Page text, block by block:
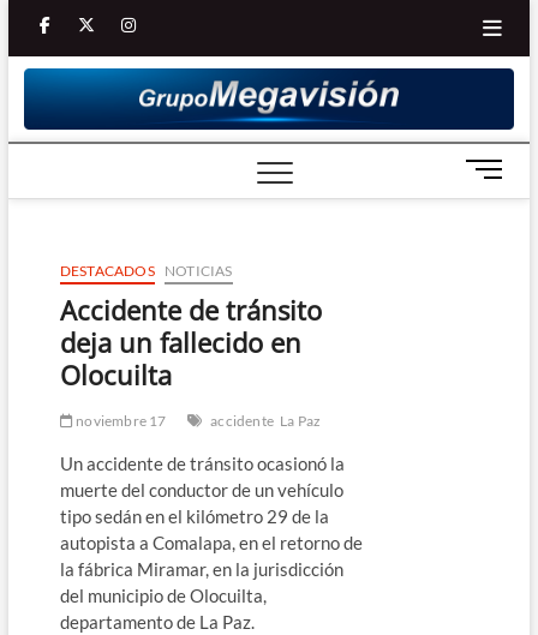
Saltar
contenido
facebooktwitter
Youtube
instagram
B
o
DESTACADOS NOTICIAS
Accidente de tránsito
deja un fallecido en
Olocuilta
noviembre 17 accidente La Paz
Un accidente de tránsito ocasionó la
muerte del conductor de un vehículo
tipo sedán en el kilómetro 29 de la
autopista a Comalapa, en el retorno de
la fábrica Miramar, en la jurisdicción
del municipio de Olocuilta,
departamento de La Paz.